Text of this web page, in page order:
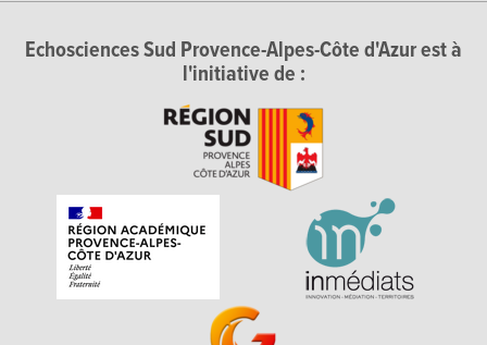
Echosciences Sud Provence-Alpes-Côte d'Azur est à
l'initiative de :